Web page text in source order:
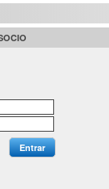
Entrar